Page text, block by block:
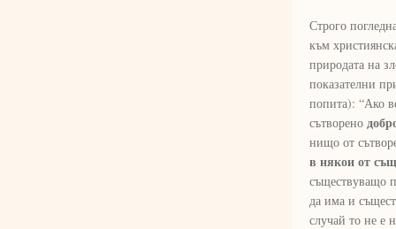
Строго
към
природата на
показателни
попита): “Ако
сътворено
нищо от
в някои от
съществуващо
да има и
случай то не е